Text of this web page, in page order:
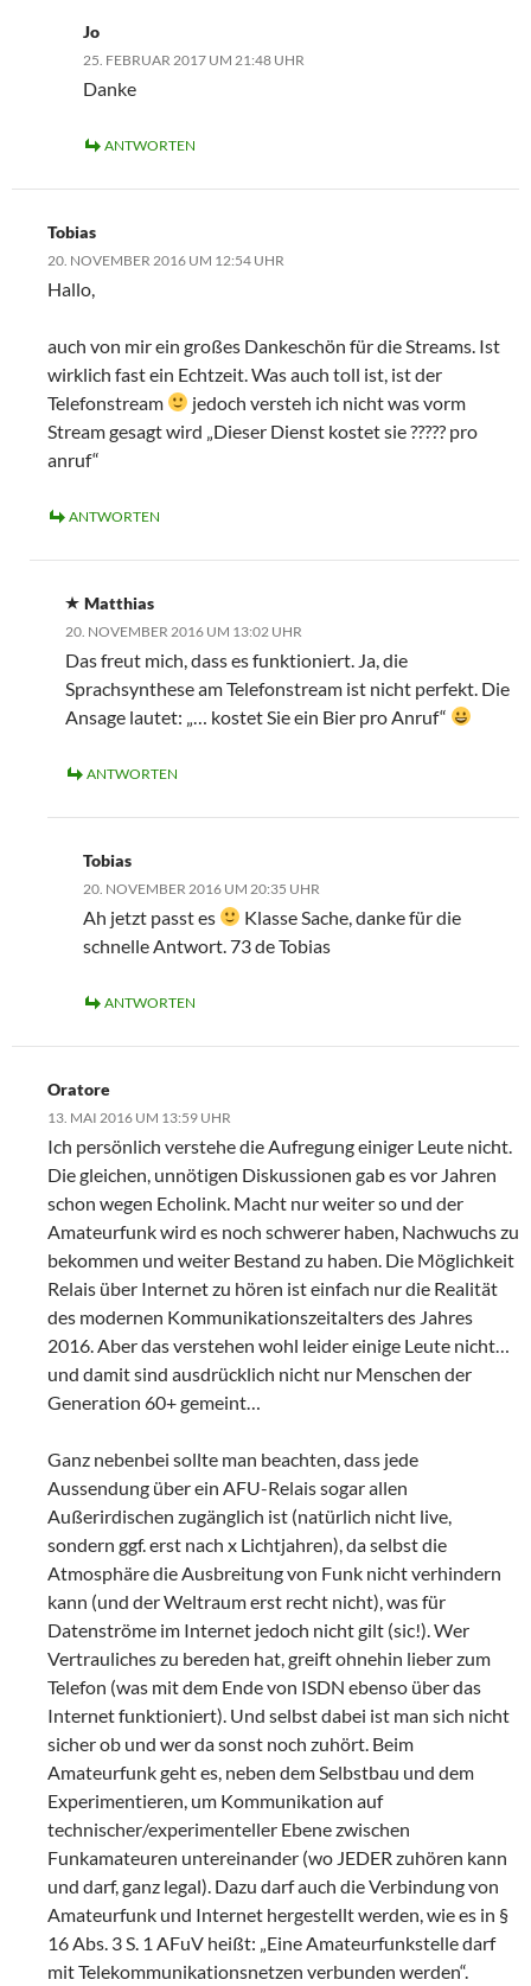
Jo
25. FEBRUAR 2017 UM 21:48 UHR
Danke
ANTWORTEN
Tobias
20. NOVEMBER 2016 UM 12:54 UHR
Hallo,
auch von mir ein großes Dankeschön für die Streams. Ist
wirklich fast ein Echtzeit. Was auch toll ist, ist der
Telefonstream
jedoch versteh ich nicht was vorm
Stream gesagt wird „Dieser Dienst kostet sie ????? pro
anruf“
ANTWORTEN
Matthias
20. NOVEMBER 2016 UM 13:02 UHR
Das freut mich, dass es funktioniert. Ja, die
Sprachsynthese am Telefonstream ist nicht perfekt. Die
Ansage lautet: „… kostet Sie ein Bier pro Anruf“
ANTWORTEN
Tobias
20. NOVEMBER 2016 UM 20:35 UHR
Ah jetzt passt es
Klasse Sache, danke für die
schnelle Antwort. 73 de Tobias
ANTWORTEN
Oratore
13. MAI 2016 UM 13:59 UHR
Ich persönlich verstehe die Aufregung einiger Leute nicht.
Die gleichen, unnötigen Diskussionen gab es vor Jahren
schon wegen Echolink. Macht nur weiter so und der
Amateurfunk wird es noch schwerer haben, Nachwuchs zu
bekommen und weiter Bestand zu haben. Die Möglichkeit
Relais über Internet zu hören ist einfach nur die Realität
des modernen Kommunikationszeitalters des Jahres
2016. Aber das verstehen wohl leider einige Leute nicht…
und damit sind ausdrücklich nicht nur Menschen der
Generation 60+ gemeint…
Ganz nebenbei sollte man beachten, dass jede
Aussendung über ein AFU-Relais sogar allen
Außerirdischen zugänglich ist (natürlich nicht live,
sondern ggf. erst nach x Lichtjahren), da selbst die
Atmosphäre die Ausbreitung von Funk nicht verhindern
kann (und der Weltraum erst recht nicht), was für
Datenströme im Internet jedoch nicht gilt (sic!). Wer
Vertrauliches zu bereden hat, greift ohnehin lieber zum
Telefon (was mit dem Ende von ISDN ebenso über das
Internet funktioniert). Und selbst dabei ist man sich nicht
sicher ob und wer da sonst noch zuhört. Beim
Amateurfunk geht es, neben dem Selbstbau und dem
Experimentieren, um Kommunikation auf
technischer/experimenteller Ebene zwischen
Funkamateuren untereinander (wo JEDER zuhören kann
und darf, ganz legal). Dazu darf auch die Verbindung von
Amateurfunk und Internet hergestellt werden, wie es in §
16 Abs. 3 S. 1 AFuV heißt: „Eine Amateurfunkstelle darf
mit Telekommunikationsnetzen verbunden werden“.